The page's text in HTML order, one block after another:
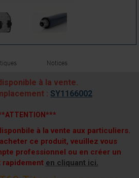
Notices
à la vente.
: SY1166002
à la vente aux particuliers.
ce produit, veuillez vous
professionnel ou en créer un
en cliquant ici.